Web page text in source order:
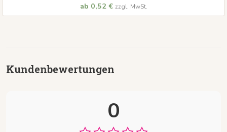
ab 0,52 € zzgl. MwSt.
Kundenbewertungen
0